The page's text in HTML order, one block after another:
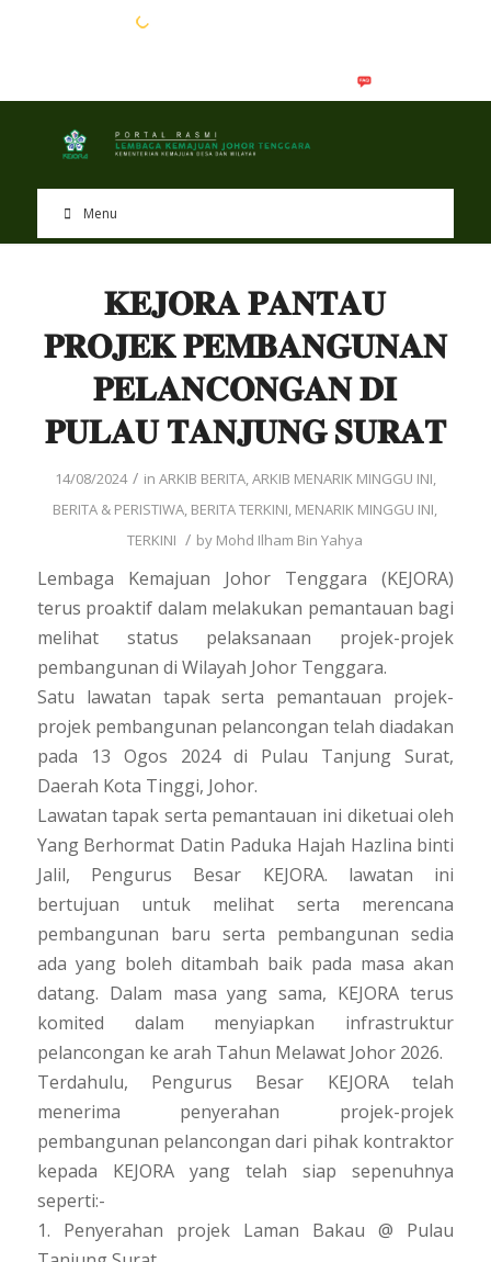
Menu
𝐊𝐄𝐉𝐎𝐑𝐀 𝐏𝐀𝐍𝐓𝐀𝐔
𝐏𝐑𝐎𝐉𝐄𝐊 𝐏𝐄𝐌𝐁𝐀𝐍𝐆𝐔𝐍𝐀𝐍
𝐏𝐄𝐋𝐀𝐍𝐂𝐎𝐍𝐆𝐀𝐍 𝐃𝐈
𝐏𝐔𝐋𝐀𝐔 𝐓𝐀𝐍𝐉𝐔𝐍𝐆 𝐒𝐔𝐑𝐀𝐓
14/08/2024 / in ARKIB BERITA,ARKIB MENARIK MINGGU INI,
BERITA & PERISTIWA, BERITA TERKINI, MENARIK MINGGU INI,
TERKINI / by Mohd Ilham Bin Yahya
Lembaga Kemajuan Johor Tenggara (KEJORA)
terus proaktif dalam melakukan pemantauan bagi
melihat status pelaksanaan projek-projek
pembangunan di Wilayah Johor Tenggara.
Satu lawatan tapak serta pemantauan projek-
projek pembangunan pelancongan telah diadakan
pada 13 Ogos 2024 di Pulau Tanjung Surat,
Daerah Kota Tinggi, Johor.
Lawatan tapak serta pemantauan ini diketuai oleh
Yang Berhormat Datin Paduka Hajah Hazlina binti
Jalil, Pengurus Besar KEJORA. lawatan ini
bertujuan untuk melihat serta merencana
pembangunan baru serta pembangunan sedia
ada yang boleh ditambah baik pada masa akan
datang. Dalam masa yang sama, KEJORA terus
komited dalam menyiapkan infrastruktur
pelancongan ke arah Tahun Melawat Johor 2026.
Terdahulu, Pengurus Besar KEJORA telah
menerima penyerahan projek-projek
pembangunan pelancongan dari pihak kontraktor
kepada KEJORA yang telah siap sepenuhnya
seperti:-
1. Penyerahan projek Laman Bakau @ Pulau